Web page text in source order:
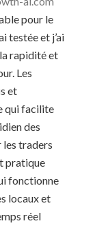
pour le
testée et j’ai
rapidité et
Les
et
qui facilite
des
les traders
pratique
fonctionne
locaux et
réel